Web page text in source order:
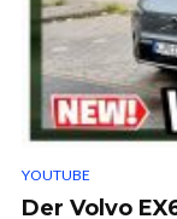
YOUTUBE
Der Volvo